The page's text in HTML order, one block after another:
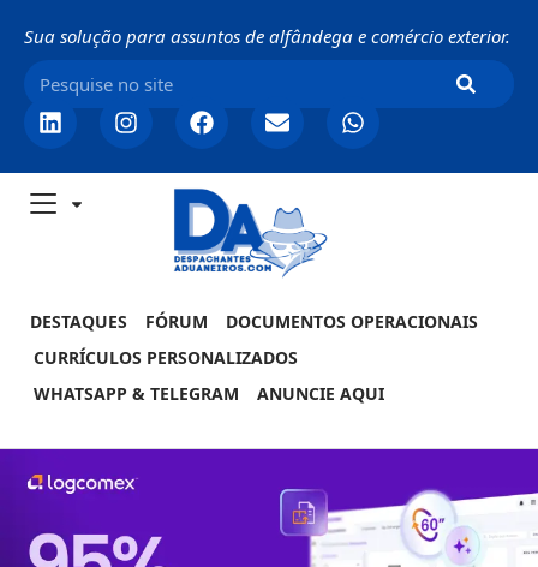
Sua solução para assuntos de alfândega e comércio exterior.
DESTAQUES FÓRUM
DOCUMENTOS OPERACIONAIS
CURRÍCULOS PERSONALIZADOS
WHATSAPP & TELEGRAM
ANUNCIE AQUI